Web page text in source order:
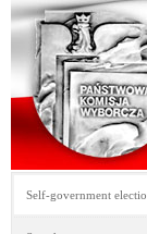
Self-government